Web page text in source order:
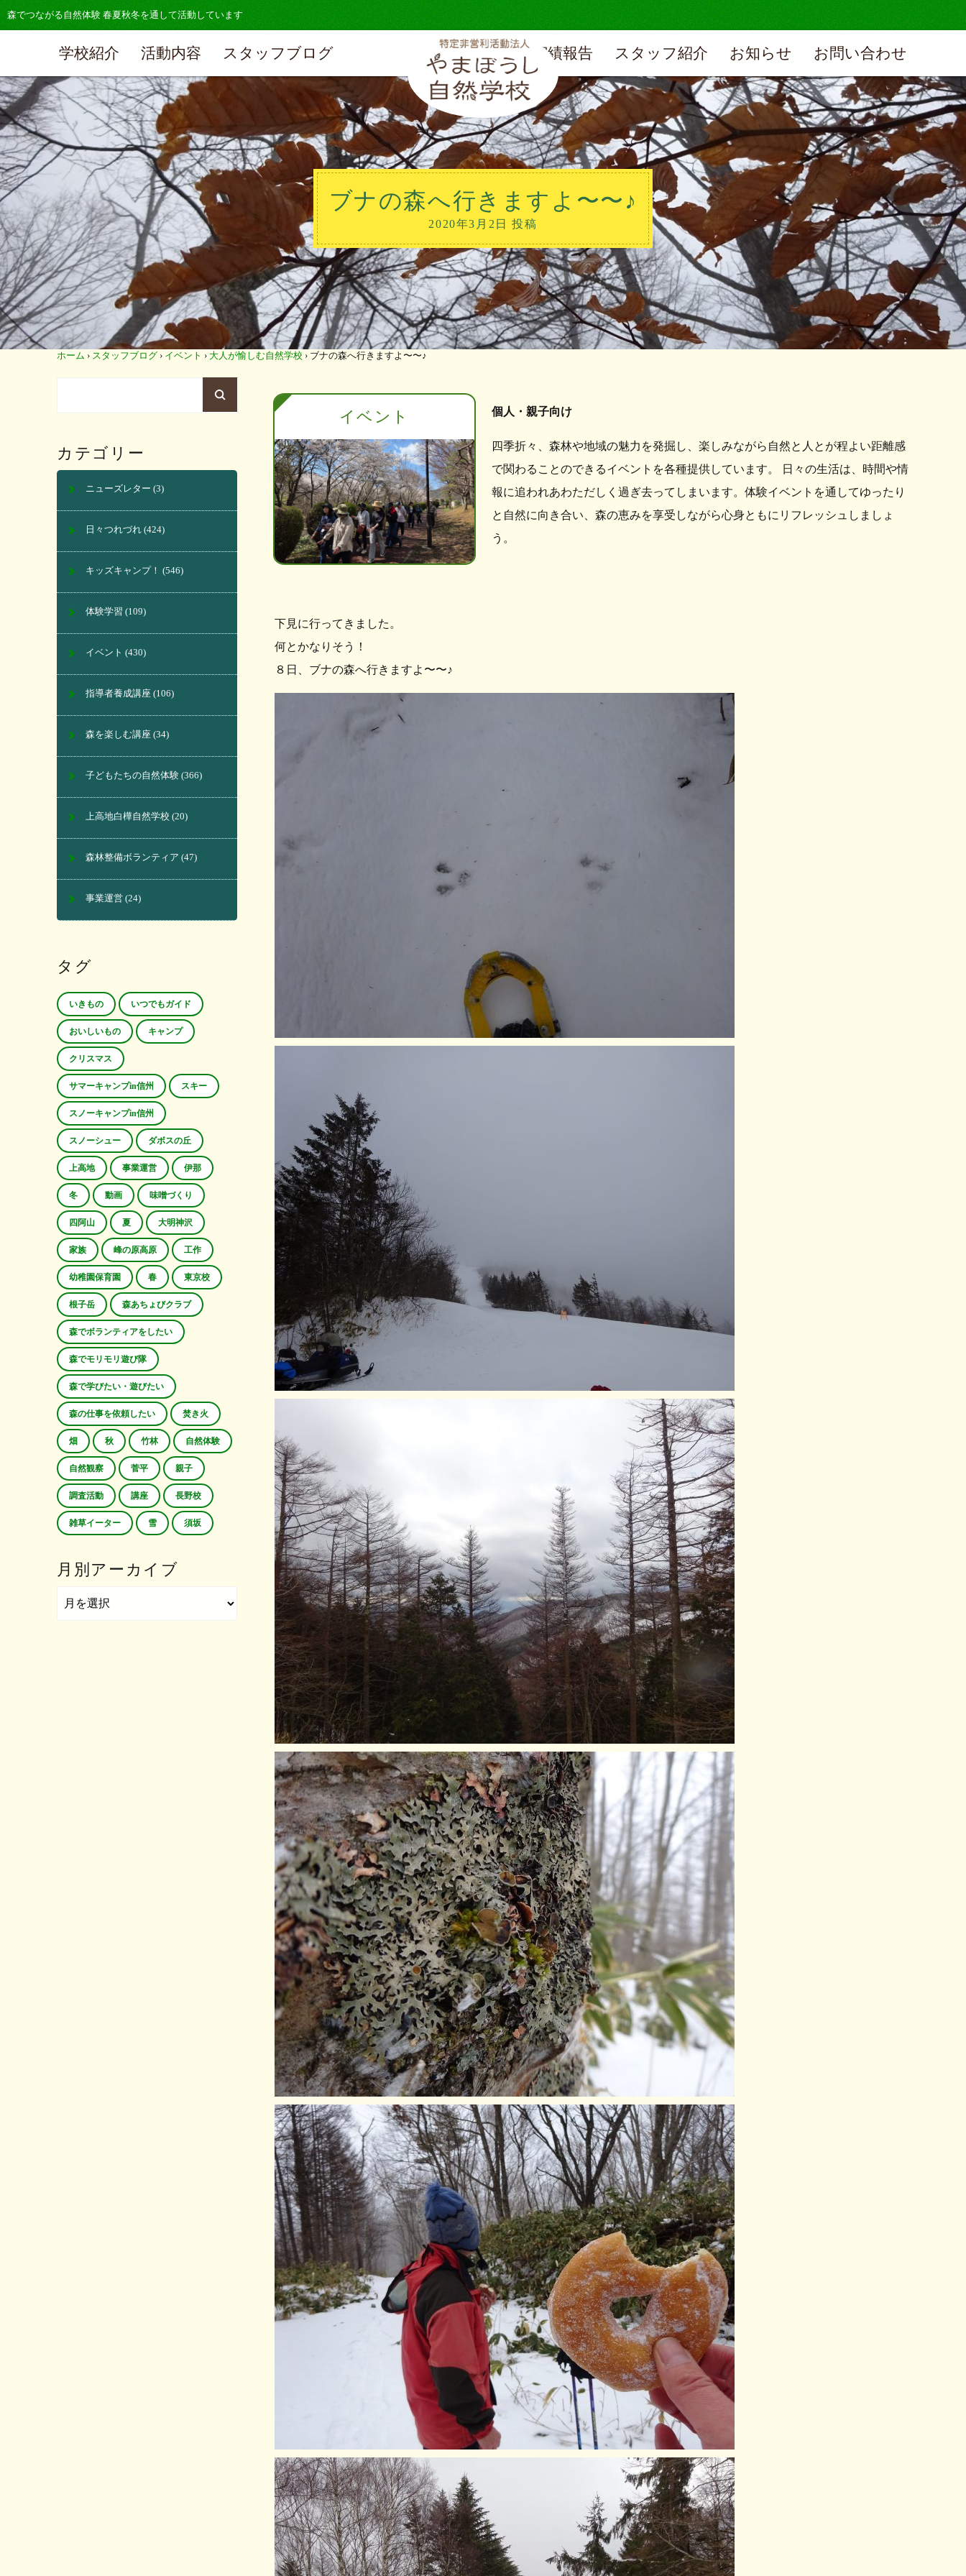
森でつながる自然体験 春夏秋冬を通して活動しています
学校紹介 活動内容 スタッフブログ 実績報告 スタッフ紹介 お知らせ お問い合わせ
ブナの森へ行きますよ〜〜♪
2020年3月2日 投稿
ホーム › スタッフブログ › イベント › 大人が愉しむ自然学校 › ブナの森へ行きますよ〜〜♪
イベント 個人・親子向け
四季折々、森林や地域の魅力を発掘し、楽しみながら自然と人とが程よい距離感
で関わることのできるイベントを各種提供しています。 日々の生活は、時間や情
報に追われあわただしく過ぎ去ってしまいます。体験イベントを通してゆったり
と自然に向き合い、森の恵みを享受しながら心身ともにリフレッシュしましょ
う。
下見に行ってきました。
何とかなりそう！
８日、ブナの森へ行きますよ〜〜♪
カテゴリー
ニューズレター (3)
日々つれづれ (424)
キッズキャンプ！ (546)
体験学習 (109)
イベント (430)
指導者養成講座 (106)
森を楽しむ講座 (34)
子どもたちの自然体験 (366)
上高地白樺自然学校 (20)
森林整備ボランティア (47)
事業運営 (24)
タグ
いきもの いつでもガイド
おいしいもの キャンプ
クリスマス
サマーキャンプin信州 スキー
スノーキャンプin信州
スノーシュー ダボスの丘
上高地 事業運営 伊那
冬 動画 味噌づくり
四阿山 夏 大明神沢
家族 峰の原高原 工作
幼稚園保育園 春 東京校
根子岳 森あちょびクラブ
森でボランティアをしたい
森でモリモリ遊び隊
森で学びたい・遊びたい
森の仕事を依頼したい 焚き火
畑 秋 竹林 自然体験
自然観察 菅平 親子
調査活動 講座 長野校
雑草イーター 雪 須坂
月別アーカイブ